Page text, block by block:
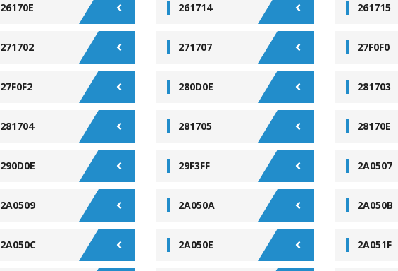
26170E 261714 261715
271702 271707 27F0F0
27F0F2 280D0E 281703
281704 281705 28170E
290D0E 29F3FF 2A0507
2A0509 2A050A 2A050B
2A050C 2A050E 2A051F